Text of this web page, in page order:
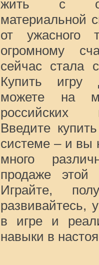
жить с
материальной
от ужасного
огромному
сейчас стала
Купить игру
можете на
российских
Введите
системе – и вы
много
продаже этой
Играйте,
развивайтесь,
в игре и
навыки в